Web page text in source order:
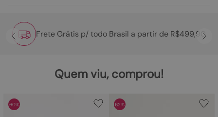
Frete Grátis p/ todo Brasil a partir de R$499,90
Quem viu, comprou!
60% 62%